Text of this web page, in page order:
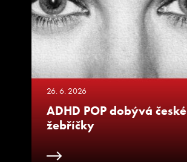
26. 6. 2026
ADHD POP dobývá české
žebříčky